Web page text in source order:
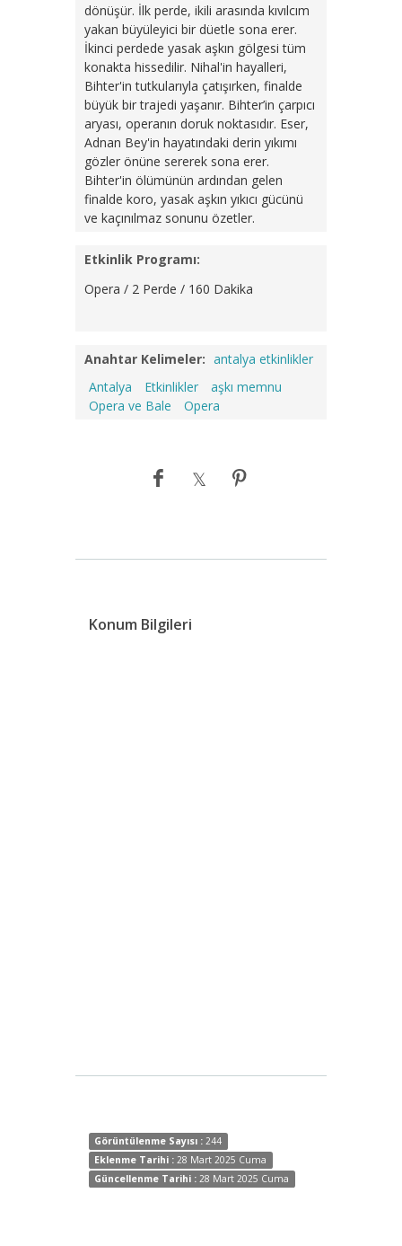
dönüşür. İlk perde, ikili arasında kıvılcım
yakan büyüleyici bir düetle sona erer.
İkinci perdede yasak aşkın gölgesi tüm
konakta hissedilir. Nihal'in hayalleri,
Bihter'in tutkularıyla çatışırken, finalde
büyük bir trajedi yaşanır. Bihter’in çarpıcı
aryası, operanın doruk noktasıdır. Eser,
Adnan Bey'in hayatındaki derin yıkımı
gözler önüne sererek sona erer.
Bihter'in ölümünün ardından gelen
finalde koro, yasak aşkın yıkıcı gücünü
ve kaçınılmaz sonunu özetler.
Etkinlik Programı:
Opera / 2 Perde / 160 Dakika
Anahtar Kelimeler: antalya etkinlikler
Antalya
Etkinlikler
aşkı memnu
Opera ve Bale
Opera
Konum Bilgileri
Görüntülenme Sayısı : 244
Eklenme Tarihi : 28 Mart 2025 Cuma
Güncellenme Tarihi : 28 Mart 2025 Cuma